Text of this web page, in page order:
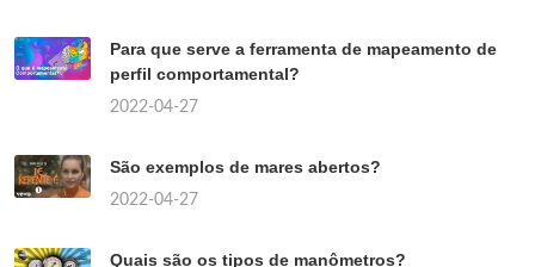
Para que serve a ferramenta de mapeamento de
perfil comportamental?
2022-04-27
São exemplos de mares abertos?
2022-04-27
Quais são os tipos de manômetros?